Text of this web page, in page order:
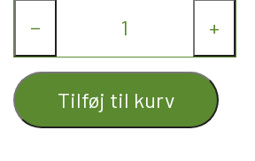
− +
Tilføj til kurv